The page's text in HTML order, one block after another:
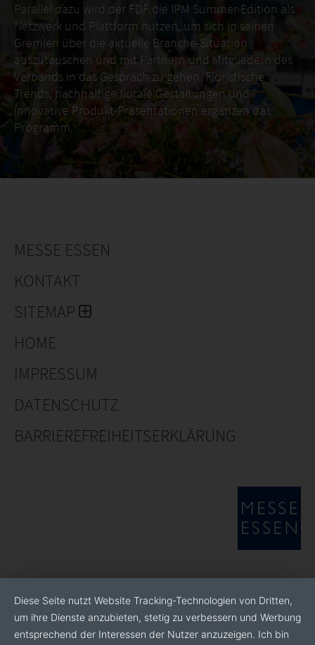
Parallel dazu wird der FDF die IPM Summer Edition als
Netzwerk und Plattform nutzen, um sich in seinen
Gremien über die aktuelle Branche-Situation
auszutauschen und mit Partnern und Mitgliedern des
Verbands in das Gespräch zu gehen. Floristische
Trends, nachhaltige florale Gestaltungen und
innovative Produkt-Präsentationen ergänzen das
Programm.
MESSE ESSEN
KONTAKT
SITEMAP
HOME
IMPRESSUM
DATENSCHUTZ
BARRIEREFREIHEITSERKLÄRUNG
Diese Seite nutzt Website Tracking-Technologien von Dritten,
um ihre Dienste anzubieten, stetig zu verbessern und Werbung
entsprechend der Interessen der Nutzer anzuzeigen. Ich bin